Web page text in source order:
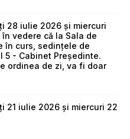
28 iulie 2026 și miercuri
vedere că la Sala de
în curs, sedințele de
5 - Cabinet Președinte.
ordinea de zi, va fi doar
21 iulie 2026 și miercuri 22